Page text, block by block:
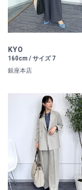
KYO
160cm / サイズ 7
銀座本店